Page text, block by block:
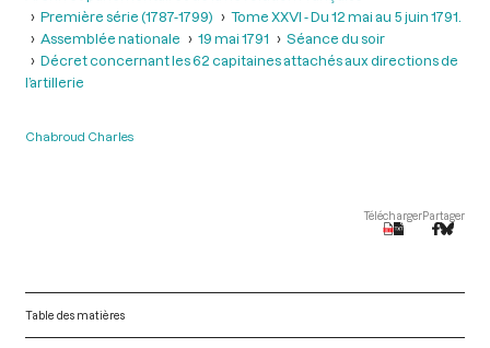
Première série (1787-1799)
Tome XXVI - Du 12 mai au 5 juin 1791.
Assemblée nationale
19 mai 1791
Séance du soir
Décret concernant les 62 capitaines attachés aux directions de
l’artillerie
Chabroud Charles
TéléchargerPartager
Table des matières